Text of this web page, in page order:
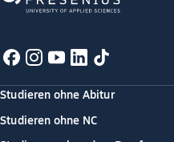
Studieren ohne Abitur
Studieren ohne NC